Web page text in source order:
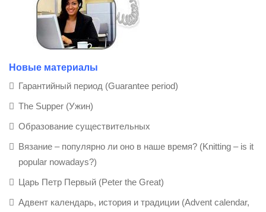
Новые материалы
Гарантийный период (Guarantee period)
The Supper (Ужин)
Образование существительных
Вязание – популярно ли оно в наше время? (Knitting – is it
popular nowadays?)
Царь Петр Первый (Peter the Great)
Адвент календарь, история и традиции (Advent calendar,